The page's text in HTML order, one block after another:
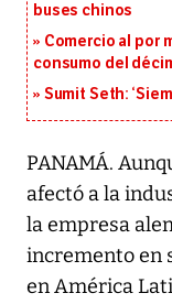
buses chinos
Comercio al por
consumo del
Sumit Seth:
PANAMÁ.
afectó a la
la empresa
incremento en
en América